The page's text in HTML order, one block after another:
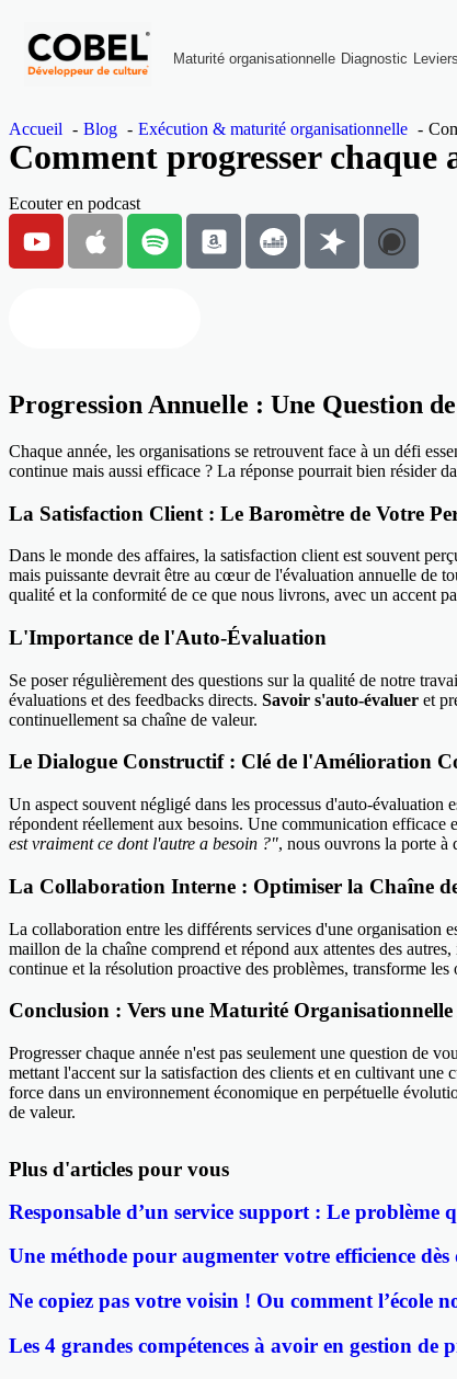
Maturité organisationnelle Diagnostic Leviers
Accueil Blog Exécution & maturité organisationnelle
Comment progresser chaque
Ecouter en podcast
Progression Annuelle : Une Question
Chaque année, les organisations se retrouvent face à un défi
continue mais aussi efficace ? La réponse pourrait bien résider
La Satisfaction Client : Le Baromètre de Votre
Dans le monde des affaires, la satisfaction client est souvent
mais puissante devrait être au cœur de l'évaluation annuelle de
qualité et la conformité de ce que nous livrons, avec un accent
L'Importance de l'Auto-Évaluation
Se poser régulièrement des questions sur la qualité de notre
évaluations et des feedbacks directs. Savoir s'auto-évaluer et
continuellement sa chaîne de valeur.
Le Dialogue Constructif : Clé de l'Amélioration
Un aspect souvent négligé dans les processus d'auto-
répondent réellement aux besoins. Une communication
est vraiment ce dont l'autre a besoin ?", nous ouvrons la porte à
La Collaboration Interne : Optimiser la Chaîne
La collaboration entre les différents services d'une organisation
maillon de la chaîne comprend et répond aux attentes des
continue et la résolution proactive des problèmes, transforme
Conclusion : Vers une Maturité Organisationnelle
Progresser chaque année n'est pas seulement une question de
mettant l'accent sur la satisfaction des clients et en cultivant
force dans un environnement économique en perpétuelle
de valeur.
Plus d'articles pour vous
Responsable d’un service support : Le problème
Une méthode pour augmenter votre efficience dès
Ne copiez pas votre voisin ! Ou comment l’école
Les 4 grandes compétences à avoir en gestion de